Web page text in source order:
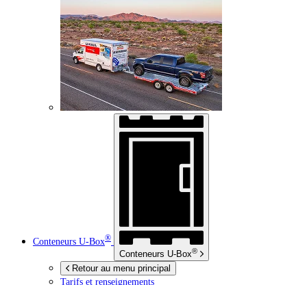
Conteneurs U-Box®
Conteneurs U-Box®
Retour au menu principal
Tarifs et renseignements